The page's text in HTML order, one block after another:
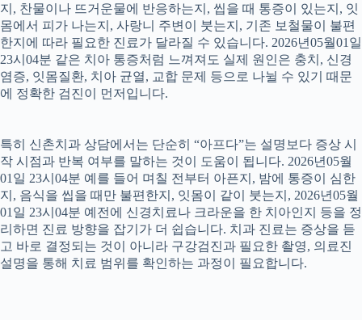
지, 찬물이나 뜨거운물에 반응하는지, 씹을 때 통증이 있는지, 잇
몸에서 피가 나는지, 사랑니 주변이 붓는지, 기존 보철물이 불편
한지에 따라 필요한 진료가 달라질 수 있습니다. 2026년05월01일
23시04분 같은 치아 통증처럼 느껴져도 실제 원인은 충치, 신경
염증, 잇몸질환, 치아 균열, 교합 문제 등으로 나뉠 수 있기 때문
에 정확한 검진이 먼저입니다.
특히 신촌치과 상담에서는 단순히 “아프다”는 설명보다 증상 시
작 시점과 반복 여부를 말하는 것이 도움이 됩니다. 2026년05월
01일 23시04분 예를 들어 며칠 전부터 아픈지, 밤에 통증이 심한
지, 음식을 씹을 때만 불편한지, 잇몸이 같이 붓는지, 2026년05월
01일 23시04분 예전에 신경치료나 크라운을 한 치아인지 등을 정
리하면 진료 방향을 잡기가 더 쉽습니다. 치과 진료는 증상을 듣
고 바로 결정되는 것이 아니라 구강검진과 필요한 촬영, 의료진
설명을 통해 치료 범위를 확인하는 과정이 필요합니다.